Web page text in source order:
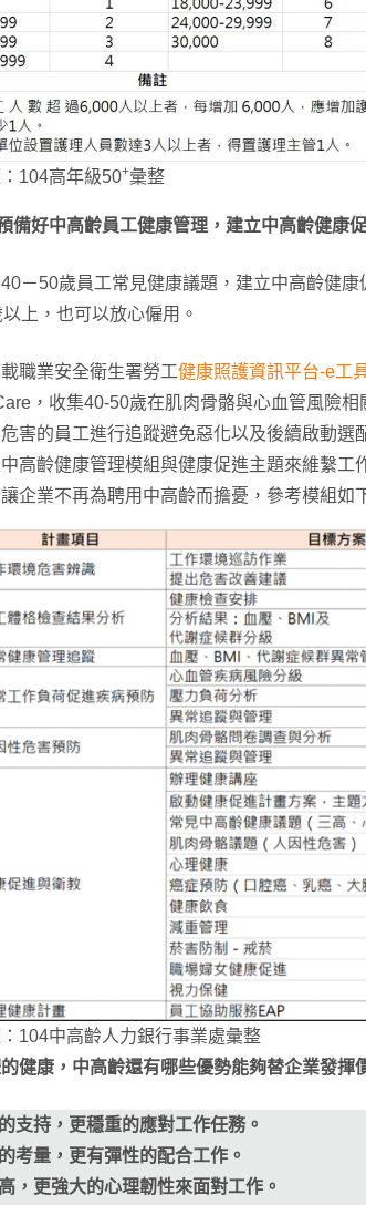
104高年級50+彙整
備好中高齡員工健康管理，建立中高齡健康
－50歲員工常見健康議題，建立中高齡健
上，也可以放心僱用。
職業安全衛生署勞工健康照護資訊平台-e工
，收集40-50歲在肌肉骨骼與心血管風險
害的員工進行追蹤避免惡化以及後續啟動選
高齡健康管理模組與健康促進主題來維繫工
企業不再為聘用中高齡而擔憂，參考模組如
104中高齡人力銀行事業處彙整
健康，中高齡還有哪些優勢能夠替企業發揮
支持，更穩重的應對工作任務。
考量，更有彈性的配合工作。
，更強大的心理韌性來面對工作。